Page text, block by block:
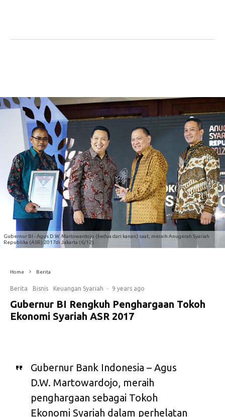
Gubernur BI - Agus D.W. Martowardojo (kedua dari kanan) saat, meraih Anugerah Syariah
Republika (ASR) 2017di Jakarta (6/12).
Home Berita
Berita Bisnis Keuangan Syariah · 9 years ago
Gubernur BI Rengkuh Penghargaan Tokoh
Ekonomi Syariah ASR 2017
Gubernur Bank Indonesia – Agus
D.W. Martowardojo, meraih
penghargaan sebagai Tokoh
Ekonomi Syariah dalam perhelatan